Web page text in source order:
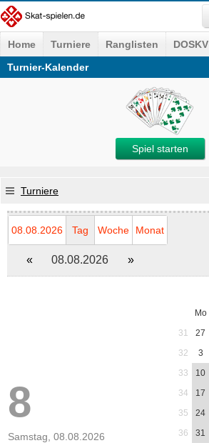
Home Turniere Ranglisten DOSKV
Turnier-Kalender
Spiel starten
Turniere
08.08.2026 Tag Woche Monat
« 08.08.2026 »
8
Samstag, 08.08.2026
Mo
31
27
32
3
33
10
34
17
35
24
36
31